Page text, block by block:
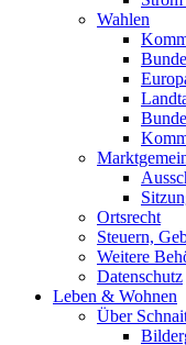
Wahlen
Ortsrecht
Steuern,
Weitere
Datenschutz
Leben & Wohnen
Über